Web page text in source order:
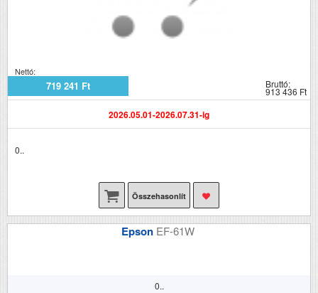
Nettó:
719 241 Ft Bruttó:
913 436 Ft
2026.05.01-2026.07.31-ig
0..
Összehasonlít
Epson EF-61W
0..